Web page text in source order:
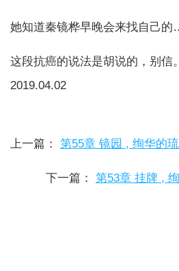
她知道秦镜桦早晚会来找自己的
这段抗癌的说法是胡说的，
2019.04.02
上一篇： 第55章 镜园 , 绚华的
下一篇： 第53章 挂牌 ,